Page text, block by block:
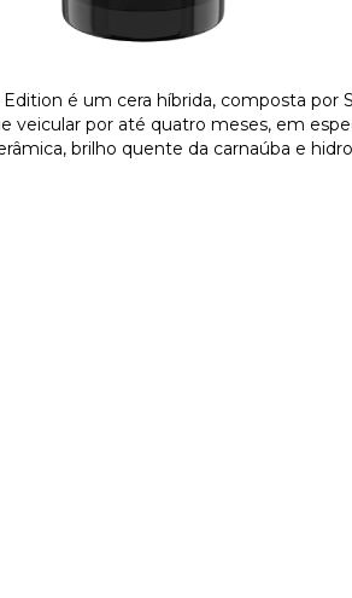
é um cera híbrida, composta por
veicular por até quatro meses, em
brilho quente da carnaúba e